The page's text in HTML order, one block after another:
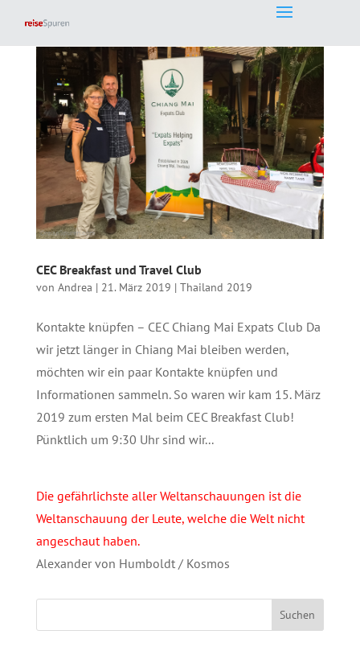
CEC Breakfast und Travel Club
von Andrea | 21. März 2019 | Thailand 2019
Kontakte knüpfen – CEC Chiang Mai Expats Club Da
wir jetzt länger in Chiang Mai bleiben werden,
möchten wir ein paar Kontakte knüpfen und
Informationen sammeln. So waren wir kam 15. März
2019 zum ersten Mal beim CEC Breakfast Club!
Pünktlich um 9:30 Uhr sind wir...
Die gefährlichste aller Weltanschauungen ist die
Weltanschauung der Leute, welche die Welt nicht
angeschaut haben.
Alexander von Humboldt / Kosmos